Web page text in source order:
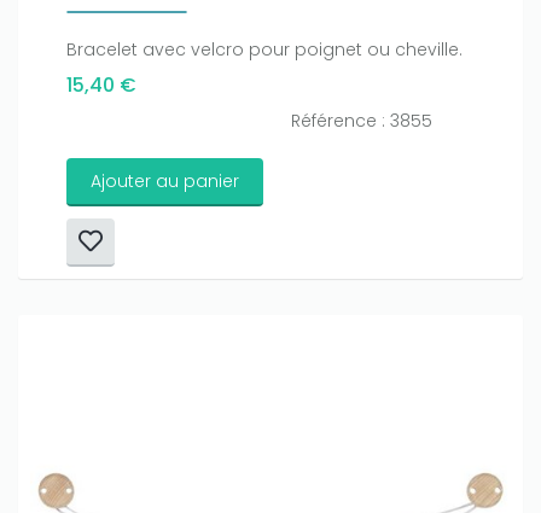
Bracelet avec velcro pour poignet ou cheville.
15,40 €
Référence : 3855
Ajouter au panier